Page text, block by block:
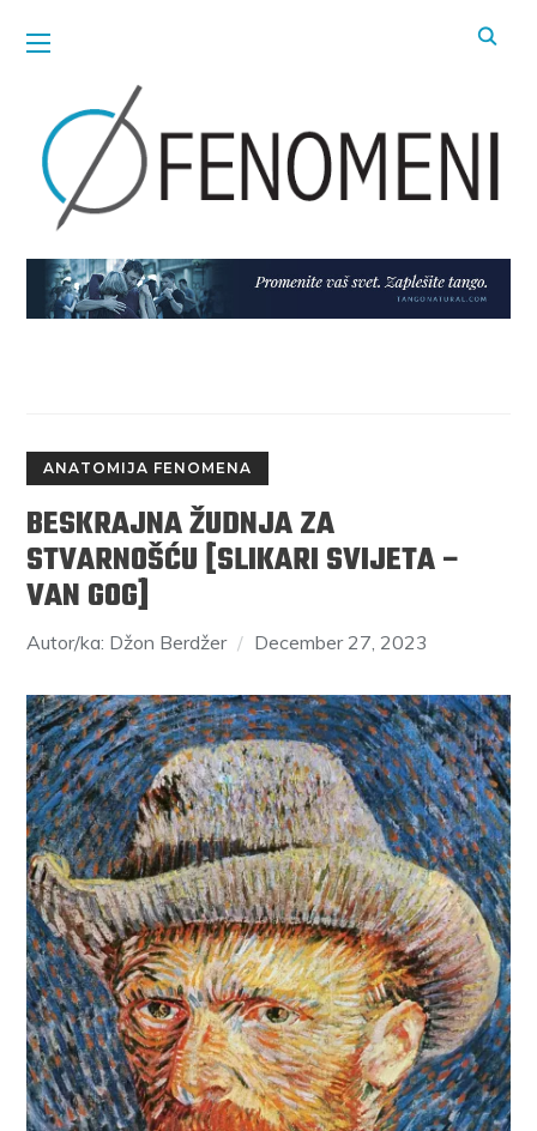
ANATOMIJA FENOMENA
BESKRAJNA ŽUDNJA ZA
STVARNOŠĆU [SLIKARI SVIJETA –
VAN GOG]
Autor/ka: Džon Berdžer December 27, 2023